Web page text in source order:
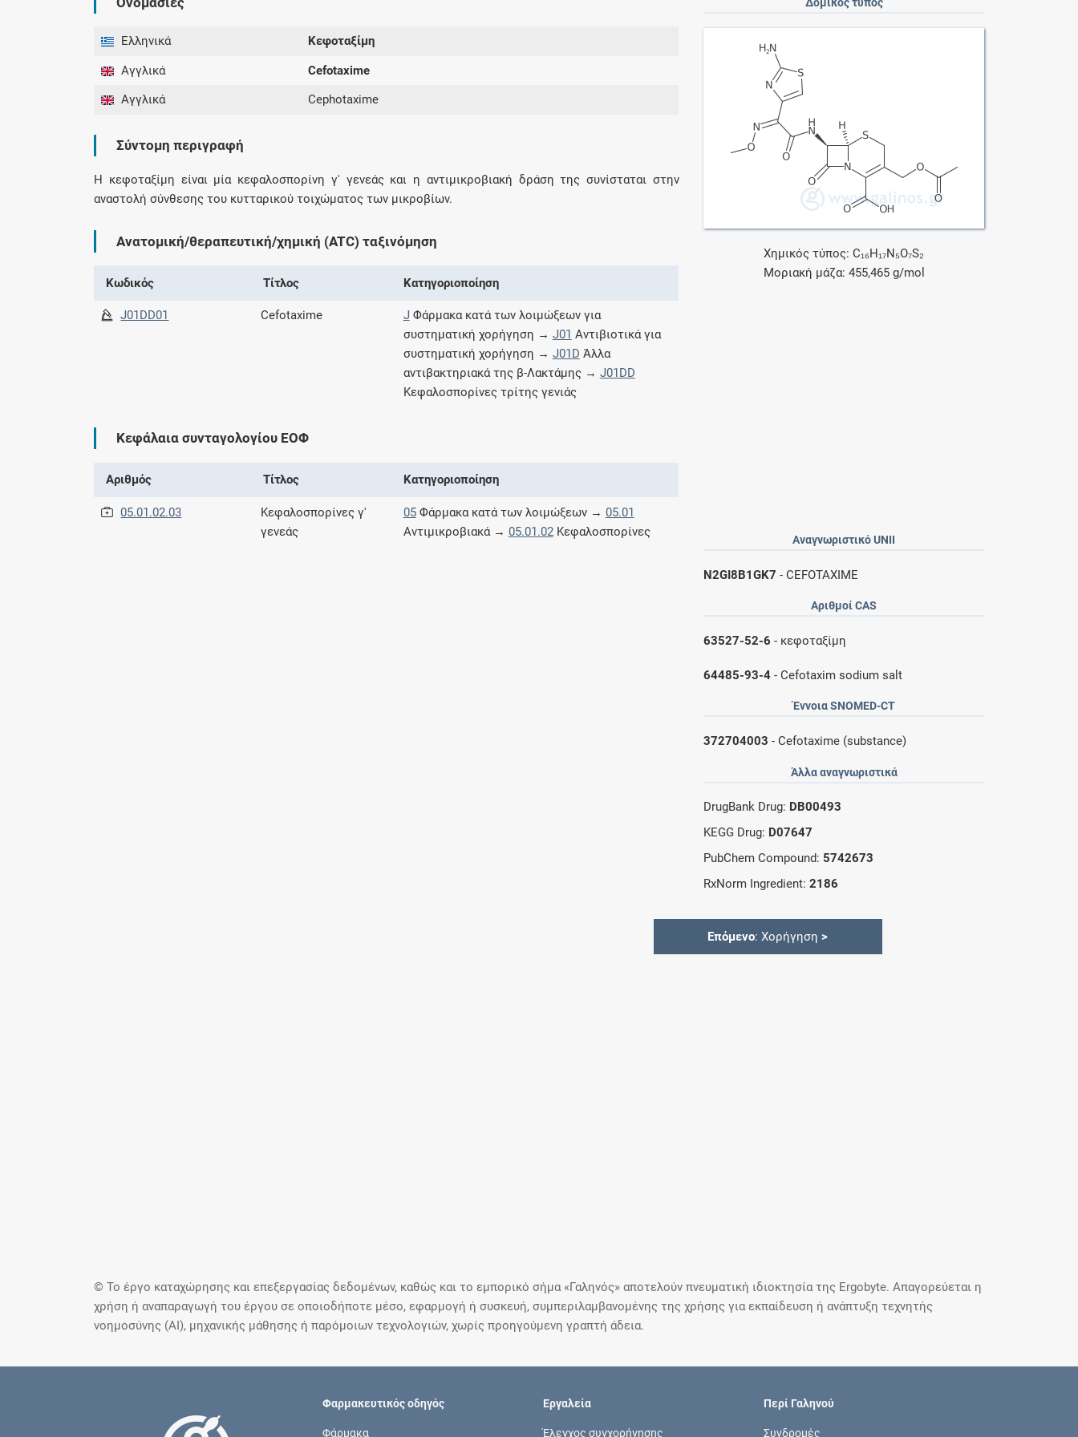
Ενδείξεις και αγωγές
Βρείτε θεραπευτικές ενδείξεις και αγωγές για
Γνωρίζατε ότι...
Μοιραζόμαστε μαζί σας γεγονότα της
πορείας του Galinos.gr από το 2011 μέχρι
Ελληνικά Κεφοταξίμη
Αγγλικά Cefotaxime
Αγγλικά Cephotaxime
Σύντομη περιγραφή
Η κεφοταξίμη είναι μία κεφαλοσπορίνη γ' γενεάς και η αντιμικροβιακή δράση της συνίσταται στην
αναστολή σύνθεσης του κυτταρικού τοιχώματος των μικροβίων.
Ανατομική/θεραπευτική/χημική (ATC) ταξινόμηση
Κωδικός Τίτλος Κατηγοριοποίηση
J01DD01 Cefotaxime J Φάρμακα κατά των λοιμώξεων για
συστηματική χορήγηση → J01 Αντιβιοτικά για
συστηματική χορήγηση → J01D Άλλα
αντιβακτηριακά της β-Λακτάμης → J01DD
Κεφαλοσπορίνες τρίτης γενιάς
Κεφάλαια συνταγολογίου ΕΟΦ
Αριθμός Τίτλος Κατηγοριοποίηση
05.01.02.03
Κεφαλοσπορίνες γ'
γενεάς
05Φάρμακα κατά των λοιμώξεων → 05.01
Αντιμικροβιακά → 05.01.02Κεφαλοσπορίνες
Δομικός τύπος
Χημικός τύπος: C₁₆H₁₇N₅O₇S₂
Μοριακή μάζα: 455,465 g/mol
Αναγνωριστικό UNII
N2GI8B1GK7 - CEFOTAXIME
Αριθμοί CAS
63527-52-6 - κεφοταξίμη
64485-93-4 - Cefotaxim sodium salt
Έννοια SNOMED-CT
372704003 - Cefotaxime (substance)
Άλλα αναγνωριστικά
DrugBank Drug: DB00493
KEGG Drug: D07647
PubChem Compound:5742673
RxNorm Ingredient:2186
Επόμενο: Χορήγηση >
© Το έργο καταχώρησης και επεξεργασίας δεδομένων, καθώς και το εμπορικό σήμα «Γαληνός» αποτελούν πνευματική ιδιοκτησία της Ergobyte. Απαγορεύεται η
χρήση ή αναπαραγωγή του έργου σε οποιοδήποτε μέσο, εφαρμογή ή συσκευή, συμπεριλαμβανομένης της χρήσης για εκπαίδευση ή ανάπτυξη τεχνητής
νοημοσύνης (AI), μηχανικής μάθησης ή παρόμοιων τεχνολογιών, χωρίς προηγούμενη γραπτή άδεια.
Φαρμακευτικός οδηγός
Φάρμακα
Εργαλεία
Έλεγχος συγχορήγησης
Περί Γαληνού
Συνδρομές